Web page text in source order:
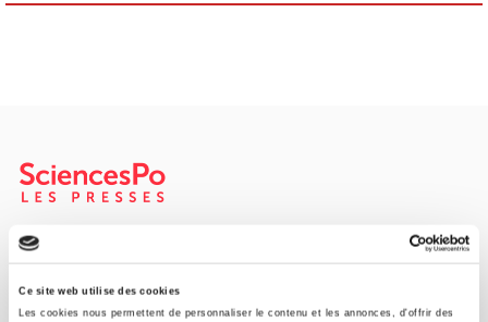
Ce site web utilise des cookies
Les cookies nous permettent de personnaliser le contenu et les annonces, d'offrir des
Maison d'édition dédiée aux sciences humaines et sociales, les
Presses de Sciences Po participent depuis leur création en 1976
à la transmission des savoirs et des idées